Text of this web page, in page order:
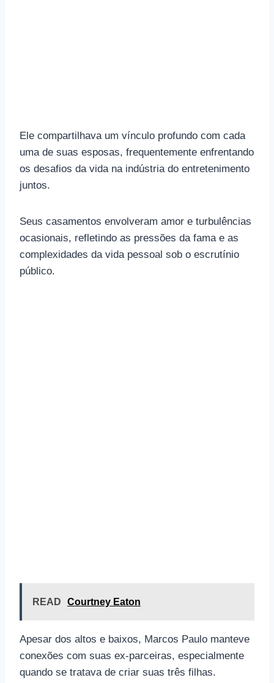
Ele compartilhava um vínculo profundo com cada
uma de suas esposas, frequentemente enfrentando
os desafios da vida na indústria do entretenimento
juntos.
Seus casamentos envolveram amor e turbulências
ocasionais, refletindo as pressões da fama e as
complexidades da vida pessoal sob o escrutínio
público.
READ Courtney Eaton
Apesar dos altos e baixos, Marcos Paulo manteve
conexões com suas ex-parceiras, especialmente
quando se tratava de criar suas três filhas.